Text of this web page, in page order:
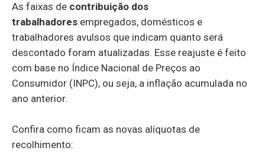
As faixas de contribuição dos
trabalhadores empregados, domésticos e
trabalhadores avulsos que indicam quanto será
descontado foram atualizadas. Esse reajuste é feito
com base no Índice Nacional de Preços ao
Consumidor (INPC), ou seja, a inflação acumulada no
ano anterior.
Confira como ficam as novas alíquotas de
recolhimento: